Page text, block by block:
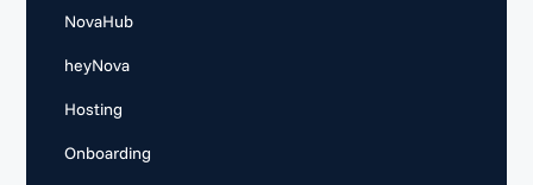
NovaHub
heyNova
Hosting
Onboarding